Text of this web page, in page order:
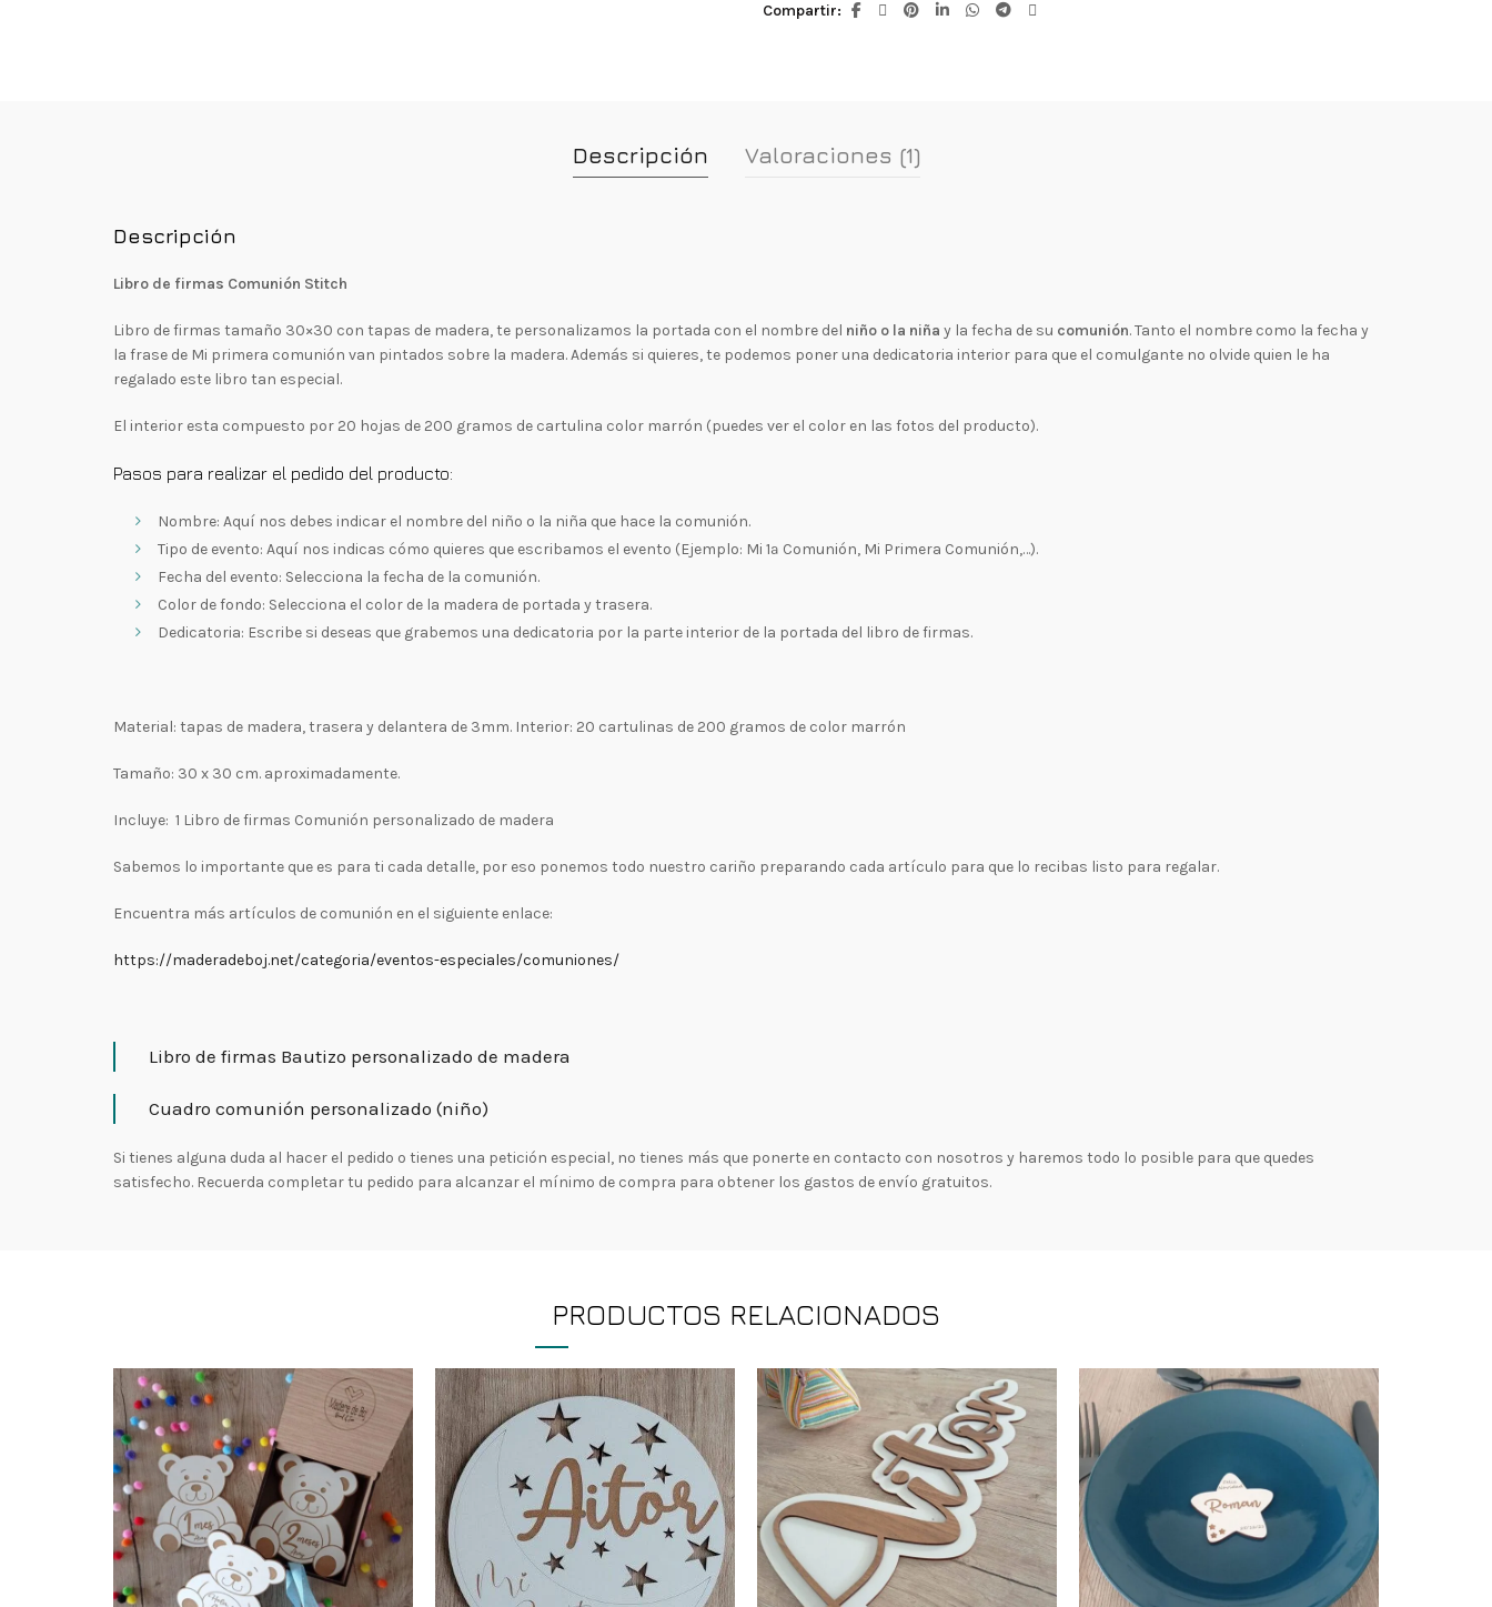
Compartir
Descripción Valoraciones (1)
Descripción
Libro de firmas Comunión Stitch
Libro de firmas tamaño 30×30 con tapas de madera, te personalizamos la portada con el nombre del niño o la niña y la fecha de su comunión. Tanto el nombre como la fecha y
la frase de Mi primera comunión van pintados sobre la madera. Además si quieres, te podemos poner una dedicatoria interior para que el comulgante no olvide quien le ha
regalado este libro tan especial.
El interior esta compuesto por 20 hojas de 200 gramos de cartulina color marrón (puedes ver el color en las fotos del producto).
Pasos para realizar el pedido del producto:
Nombre: Aquí nos debes indicar el nombre del niño o la niña que hace la comunión.
Tipo de evento: Aquí nos indicas cómo quieres que escribamos el evento (Ejemplo: Mi 1ª Comunión, Mi Primera Comunión,…).
Fecha del evento: Selecciona la fecha de la comunión.
Color de fondo: Selecciona el color de la madera de portada y trasera.
Dedicatoria: Escribe si deseas que grabemos una dedicatoria por la parte interior de la portada del libro de firmas.
Material: tapas de madera, trasera y delantera de 3mm. Interior: 20 cartulinas de 200 gramos de color marrón
Tamaño: 30 x 30 cm. aproximadamente.
Incluye: 1 Libro de firmas Comunión personalizado de madera
Sabemos lo importante que es para ti cada detalle, por eso ponemos todo nuestro cariño preparando cada artículo para que lo recibas listo para regalar.
Encuentra más artículos de comunión en el siguiente enlace:
https://maderadeboj.net/categoria/eventos-especiales/comuniones/
Libro de firmas Bautizo personalizado de madera
Cuadro comunión personalizado (niño)
Si tienes alguna duda al hacer el pedido o tienes una petición especial, no tienes más que ponerte en contacto con nosotros y haremos todo lo posible para que quedes
satisfecho. Recuerda completar tu pedido para alcanzar el mínimo de compra para obtener los gastos de envío gratuitos.
PRODUCTOS RELACIONADOS